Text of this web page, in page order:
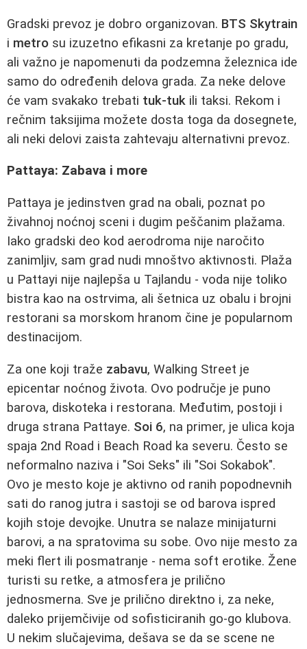
Gradski prevoz je dobro organizovan. BTS Skytrain
i metro su izuzetno efikasni za kretanje po gradu,
ali važno je napomenuti da podzemna železnica ide
samo do određenih delova grada. Za neke delove
će vam svakako trebati tuk-tuk ili taksi. Rekom i
rečnim taksijima možete dosta toga da dosegnete,
ali neki delovi zaista zahtevaju alternativni prevoz.
Pattaya: Zabava i more
Pattaya je jedinstven grad na obali, poznat po
živahnoj noćnoj sceni i dugim peščanim plažama.
Iako gradski deo kod aerodroma nije naročito
zanimljiv, sam grad nudi mnoštvo aktivnosti. Plaža
u Pattayi nije najlepša u Tajlandu - voda nije toliko
bistra kao na ostrvima, ali šetnica uz obalu i brojni
restorani sa morskom hranom čine je popularnom
destinacijom.
Za one koji traže zabavu, Walking Street je
epicentar noćnog života. Ovo područje je puno
barova, diskoteka i restorana. Međutim, postoji i
druga strana Pattaye. Soi 6, na primer, je ulica koja
spaja 2nd Road i Beach Road ka severu. Često se
neformalno naziva i "Soi Seks" ili "Soi Sokabok".
Ovo je mesto koje je aktivno od ranih popodnevnih
sati do ranog jutra i sastoji se od barova ispred
kojih stoje devojke. Unutra se nalaze minijaturni
barovi, a na spratovima su sobe. Ovo nije mesto za
meki flert ili posmatranje - nema soft erotike. Žene
turisti su retke, a atmosfera je prilično
jednosmerna. Sve je prilično direktno i, za neke,
daleko prijemčivije od sofisticiranih go-go klubova.
U nekim slučajevima, dešava se da se scene ne